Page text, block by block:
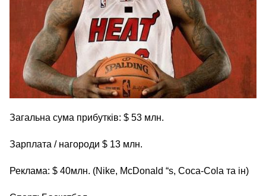
Загальна сума прибутків: $ 53 млн.
Зарплата / нагороди $ 13 млн.
Реклама: $ 40млн. (Nike, McDonald “s, Coca-Cola та ін)